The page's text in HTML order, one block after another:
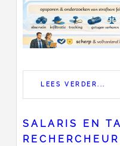
LEES VERDER...
SALARIS EN
RECHERCHEUR